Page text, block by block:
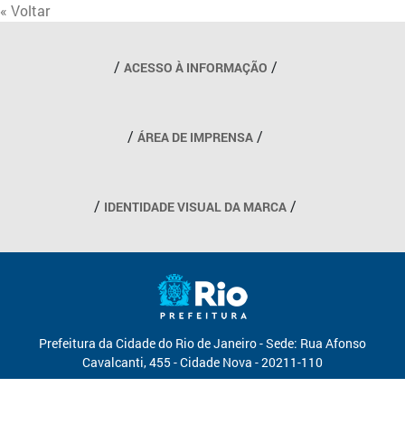
« Voltar
Outros links
ACESSO À INFORMAÇÃO
ÁREA DE IMPRENSA
IDENTIDADE VISUAL DA MARCA
Prefeitura da Cidade do Rio de Janeiro - Sede: Rua Afonso
Cavalcanti, 455 - Cidade Nova - 20211-110